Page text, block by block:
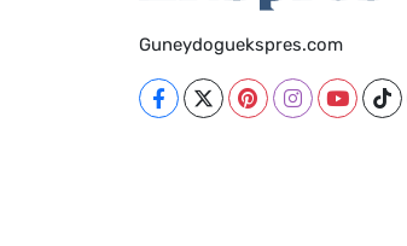
Guneydoguekspres.com